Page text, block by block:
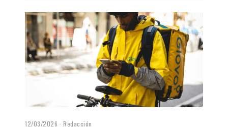
12/03/2026 Redacción